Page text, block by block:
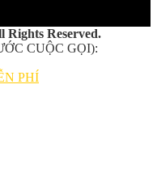
Rights Reserved.
CUỘC GỌI):
PHÍ